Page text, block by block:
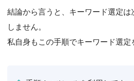
結論から言うと、キーワード選定は
しません。
私自身もこの手順でキーワード選定